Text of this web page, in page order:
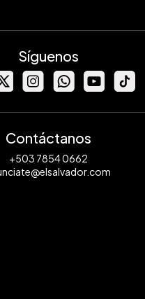
Síguenos
Contáctanos
+503 7854 0662